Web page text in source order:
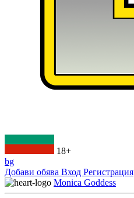
18+
bg
Добави обява Вход Регистрация
Monica Goddess